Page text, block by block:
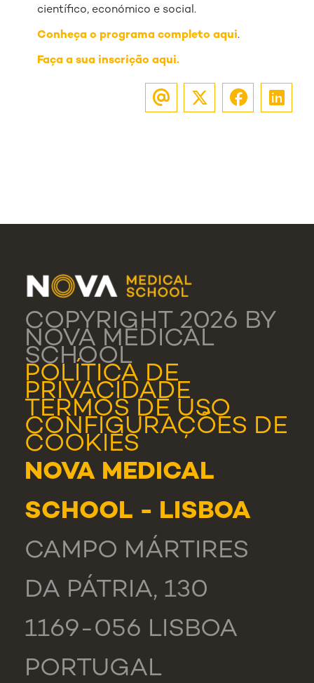
científico, económico e social.
Conheça o programa completo aqui.
Faça a sua inscrição aqui.
COPYRIGHT 2026 BY
NOVA MEDICAL
SCHOOL
POLÍTICA DE
PRIVACIDADE
TERMOS DE USO
CONFIGURAÇÕES DE
COOKIES
NOVA MEDICAL
SCHOOL - LISBOA
CAMPO MÁRTIRES
DA PÁTRIA, 130
1169-056 LISBOA
PORTUGAL